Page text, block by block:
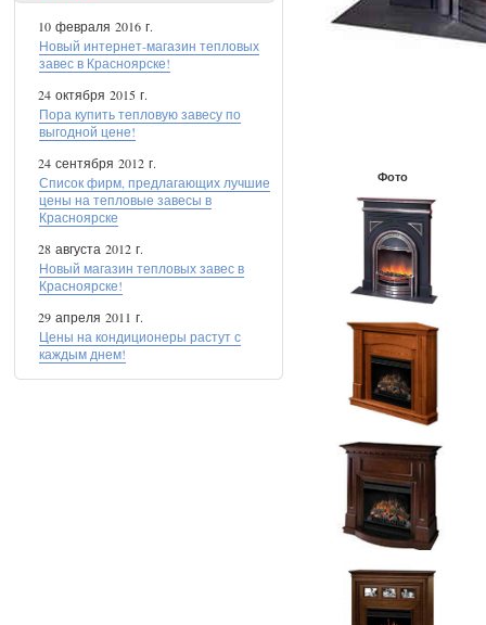
10 февраля 2016 г.
Новый интернет-магазин тепловых
завес в Красноярске!
24 октября 2015 г.
Пора купить тепловую завесу по
выгодной цене!
24 сентября 2012 г.
Список фирм, предлагающих лучшие
цены на тепловые завесы в
Красноярске
28 августа 2012 г.
Новый магазин тепловых завес в
Красноярске!
29 апреля 2011 г.
Цены на кондиционеры растут с
каждым днем!
Фото